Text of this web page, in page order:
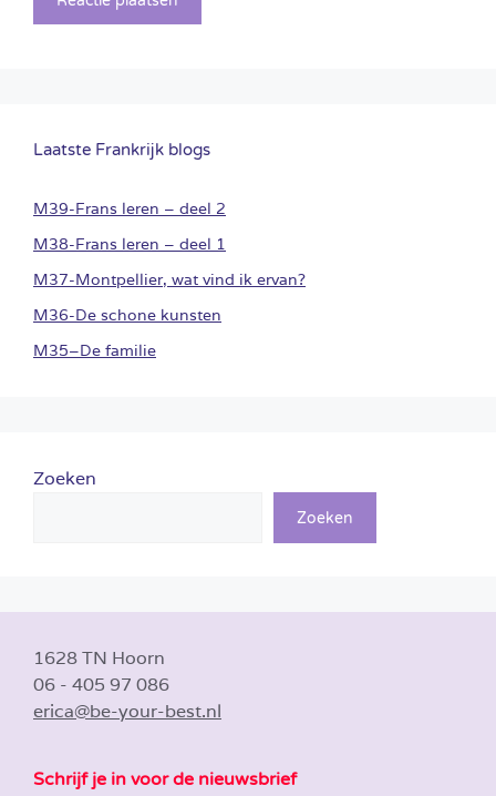
Laatste Frankrijk blogs
M39-Frans leren – deel 2
M38-Frans leren – deel 1
M37-Montpellier, wat vind ik ervan?
M36-De schone kunsten
M35–De familie
Zoeken
Zoeken
1628 TN Hoorn
06 - 405 97 086
erica@be-your-best.nl
Schrijf je in voor de nieuwsbrief